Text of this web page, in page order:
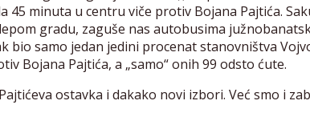
45 minuta u centru viče protiv Bojana Pajtića.
gradu, zaguše nas autobusima
bio samo jedan jedini procenat stanovništva
Bojana Pajtića, a „samo“ onih 99 odsto ćute.
ostavka i dakako novi izbori. Već smo i